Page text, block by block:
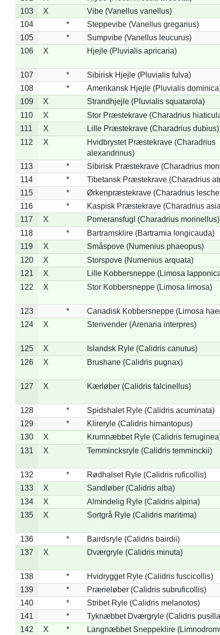
103
X
Vibe (Vanellus vanellus)
104
*
Steppevibe (Vanellus gregarius)
105
*
Sumpvibe (Vanellus leucurus)
106
X Hjejle (Pluvialis apricaria)
107 *
Sibirisk Hjejle (Pluvialis fulva)
108
*
Amerikansk Hjejle (Pluvialis
109
X
Strandhjejle (Pluvialis squatarola)
110
X
Stor Præstekrave (Charadrius
111
X
Lille Præstekrave (Charadrius dubius)
112
X
Hvidbrystet Præstekrave (Charadrius
alexandrinus)
113
*
Sibirisk Præstekrave (Charadrius
114
*
Tibetansk Præstekrave (Charadrius
115
*
Ørkenpræstekrave (Charadrius
116
*
Kaspisk Præstekrave (Charadrius
117
X
Pomeransfugl (Charadrius morinellus)
118
*
Bartramsklire (Bartramia longicauda)
119
X
Småspove (Numenius phaeopus)
120
X
Storspove (Numenius arquata)
121
X
Lille Kobbersneppe (Limosa
122
X Stor Kobbersneppe (Limosa limosa)
123 *
Canadisk Kobbersneppe (Limosa
124
X Stenvender (Arenaria interpres)
125 X
Islandsk Ryle (Calidris canutus)
126
X Brushane (Calidris pugnax)
127 X Kærløber (Calidris falcinellus)
128 *
Spidshalet Ryle (Calidris acuminata)
129
*
Klireryle (Calidris himantopus)
130
X
Krumnæbbet Ryle (Calidris
131
X Temmincksryle (Calidris temminckii)
132 *
Rødhalset Ryle (Calidris ruficollis)
133
X
Sandløber (Calidris alba)
134
X
Almindelig Ryle (Calidris alpina)
135
X Sortgrå Ryle (Calidris maritima)
136 *
Bairdsryle (Calidris bairdii)
137
X Dværgryle (Calidris minuta)
138 *
Hvidrygget Ryle (Calidris fuscicollis)
139
*
Prærieløber (Calidris subruficollis)
140
*
Stribet Ryle (Calidris melanotos)
141
*
Tyknæbbet Dværgryle (Calidris
142
X *
Langnæbbet Sneppeklire